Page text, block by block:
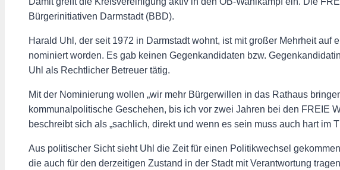
Bürgerinitiativen Darmstadt (BBD).
Harald Uhl, der seit 1972 in Darmstadt wohnt, ist mit großer Mehrheit
nominiert worden. Es gab keinen Gegenkandidaten bzw.
Uhl als Rechtlicher Betreuer tätig.
Mit der Nominierung wollen „wir mehr Bürgerwillen in das Rathaus
kommunalpolitische Geschehen, bis ich vor zwei Jahren bei den FREIE
beschreibt sich als „sachlich, direkt und wenn es sein muss auch hart
Aus politischer Sicht sieht Uhl die Zeit für einen Politikwechsel
die auch für den derzeitigen Zustand in der Stadt mit Verantwortung